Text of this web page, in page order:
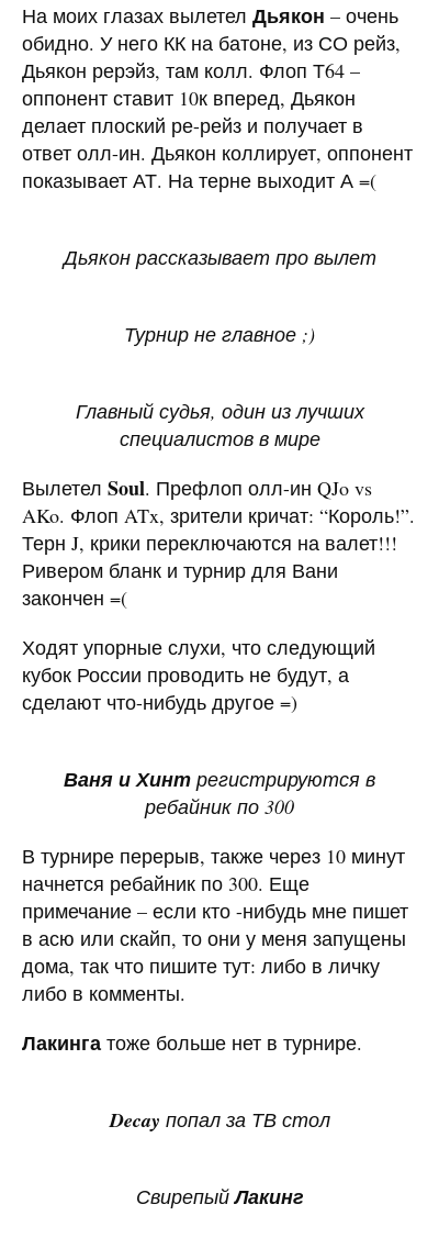
На моих глазах вылетел Дьякон – очень
обидно. У него КК на батоне, из СО рейз,
Дьякон рерэйз, там колл. Флоп Т64 –
оппонент ставит 10к вперед, Дьякон
делает плоский ре-рейз и получает в
ответ олл-ин. Дьякон коллирует, оппонент
показывает АТ. На терне выходит А =(
Дьякон рассказывает про вылет
Турнир не главное ;)
Главный судья, один из лучших
специалистов в мире
Вылетел Soul. Префлоп олл-ин QJo vs
AKo. Флоп ATx, зрители кричат: “Король!”.
Терн J, крики переключаются на валет!!!
Ривером бланк и турнир для Вани
закончен =(
Ходят упорные слухи, что следующий
кубок России проводить не будут, а
сделают что-нибудь другое =)
Ваня и Хинт регистрируются в
ребайник по 300
В турнире перерыв, также через 10 минут
начнется ребайник по 300. Еще
примечание – если кто -нибудь мне пишет
в асю или скайп, то они у меня запущены
дома, так что пишите тут: либо в личку
либо в комменты.
Лакинга тоже больше нет в турнире.
Decay попал за ТВ стол
СвирепыйЛакинг